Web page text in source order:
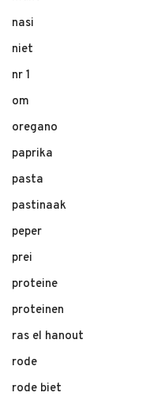
nasi
niet
nr 1
om
oregano
paprika
pasta
pastinaak
peper
prei
proteine
proteinen
ras el hanout
rode
rode biet